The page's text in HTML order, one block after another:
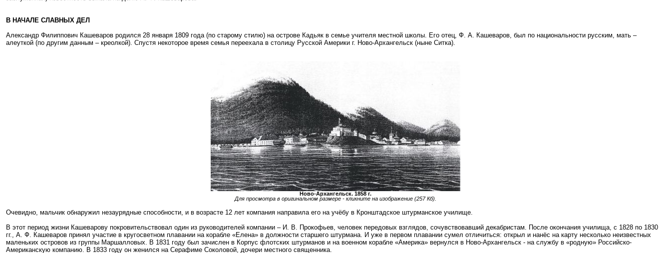
В НАЧАЛЕ СЛАВНЫХ ДЕЛ
Александр Филиппович Кашеваров родился 28 января 1809 года (по старому стилю) на острове Кадьяк в семье учителя местной школы. Его отец, Ф. А. Кашеваров, был по национальности русским, мать –
алеуткой (по другим данным – креолкой). Спустя некоторое время семья переехала в столицу Русской Америки г. Ново-Архангельск (ныне Ситка).
Ново-Архангельск. 1858 г.
Для просмотра в оригинальном размере - кликните на изображение (257 Кб).
Очевидно, мальчик обнаружил незаурядные способности, и в возрасте 12 лет компания направила его на учёбу в Кронштадское штурманское училище.
В этот период жизни Кашеварову покровительствовал один из руководителей компании – И. В. Прокофьев, человек передовых взглядов, сочувствовавший декабристам. После окончания училища, с 1828 по 1830
гг., А. Ф. Кашеваров принял участие в кругосветном плавании на корабле «Елена» в должности старшего штурмана. И уже в первом плавании сумел отличиться: открыл и нанёс на карту несколько неизвестных
маленьких островов из группы Маршалловых. В 1831 году был зачислен в Корпус флотских штурманов и на военном корабле «Америка» вернулся в Ново-Архангельск - на службу в «родную» Российско-
Американскую компанию. В 1833 году он женился на Серафиме Соколовой, дочери местного священника.